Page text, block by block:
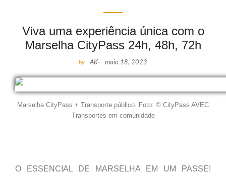
Viva uma experiência única com o
Marselha CityPass 24h, 48h, 72h
by AK- maio 18, 2023
Marselha CityPass + Transporte público. Foto: © CityPass AVEC
Transportes em comunidade
O ESSENCIAL DE MARSELHA EM UM PASSE!